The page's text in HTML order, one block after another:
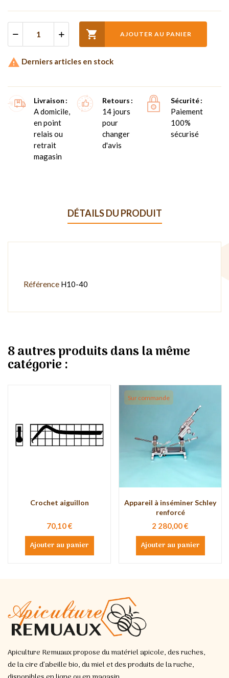
 AJOUTER AU PANIER
 Derniers articles en stock
Livraison
A domicile,
en point
relais ou
retrait
magasin
Retours
14 jours
pour
changer
d'avis
Sécurité
Paiement
100%
sécurisé
DÉTAILS DU PRODUIT
Référence H10-40
8 autres produits dans la même
catégorie :
Crochet aiguillon
70,10 €
Ajouter au panier
Sur commande
Appareil à inséminer Schley
renforcé
2 280,00 €
Ajouter au panier
Apiculture Remuaux propose du matériel apicole, des ruches,
de la cire d’abeille bio, du miel et des produits de la ruche,